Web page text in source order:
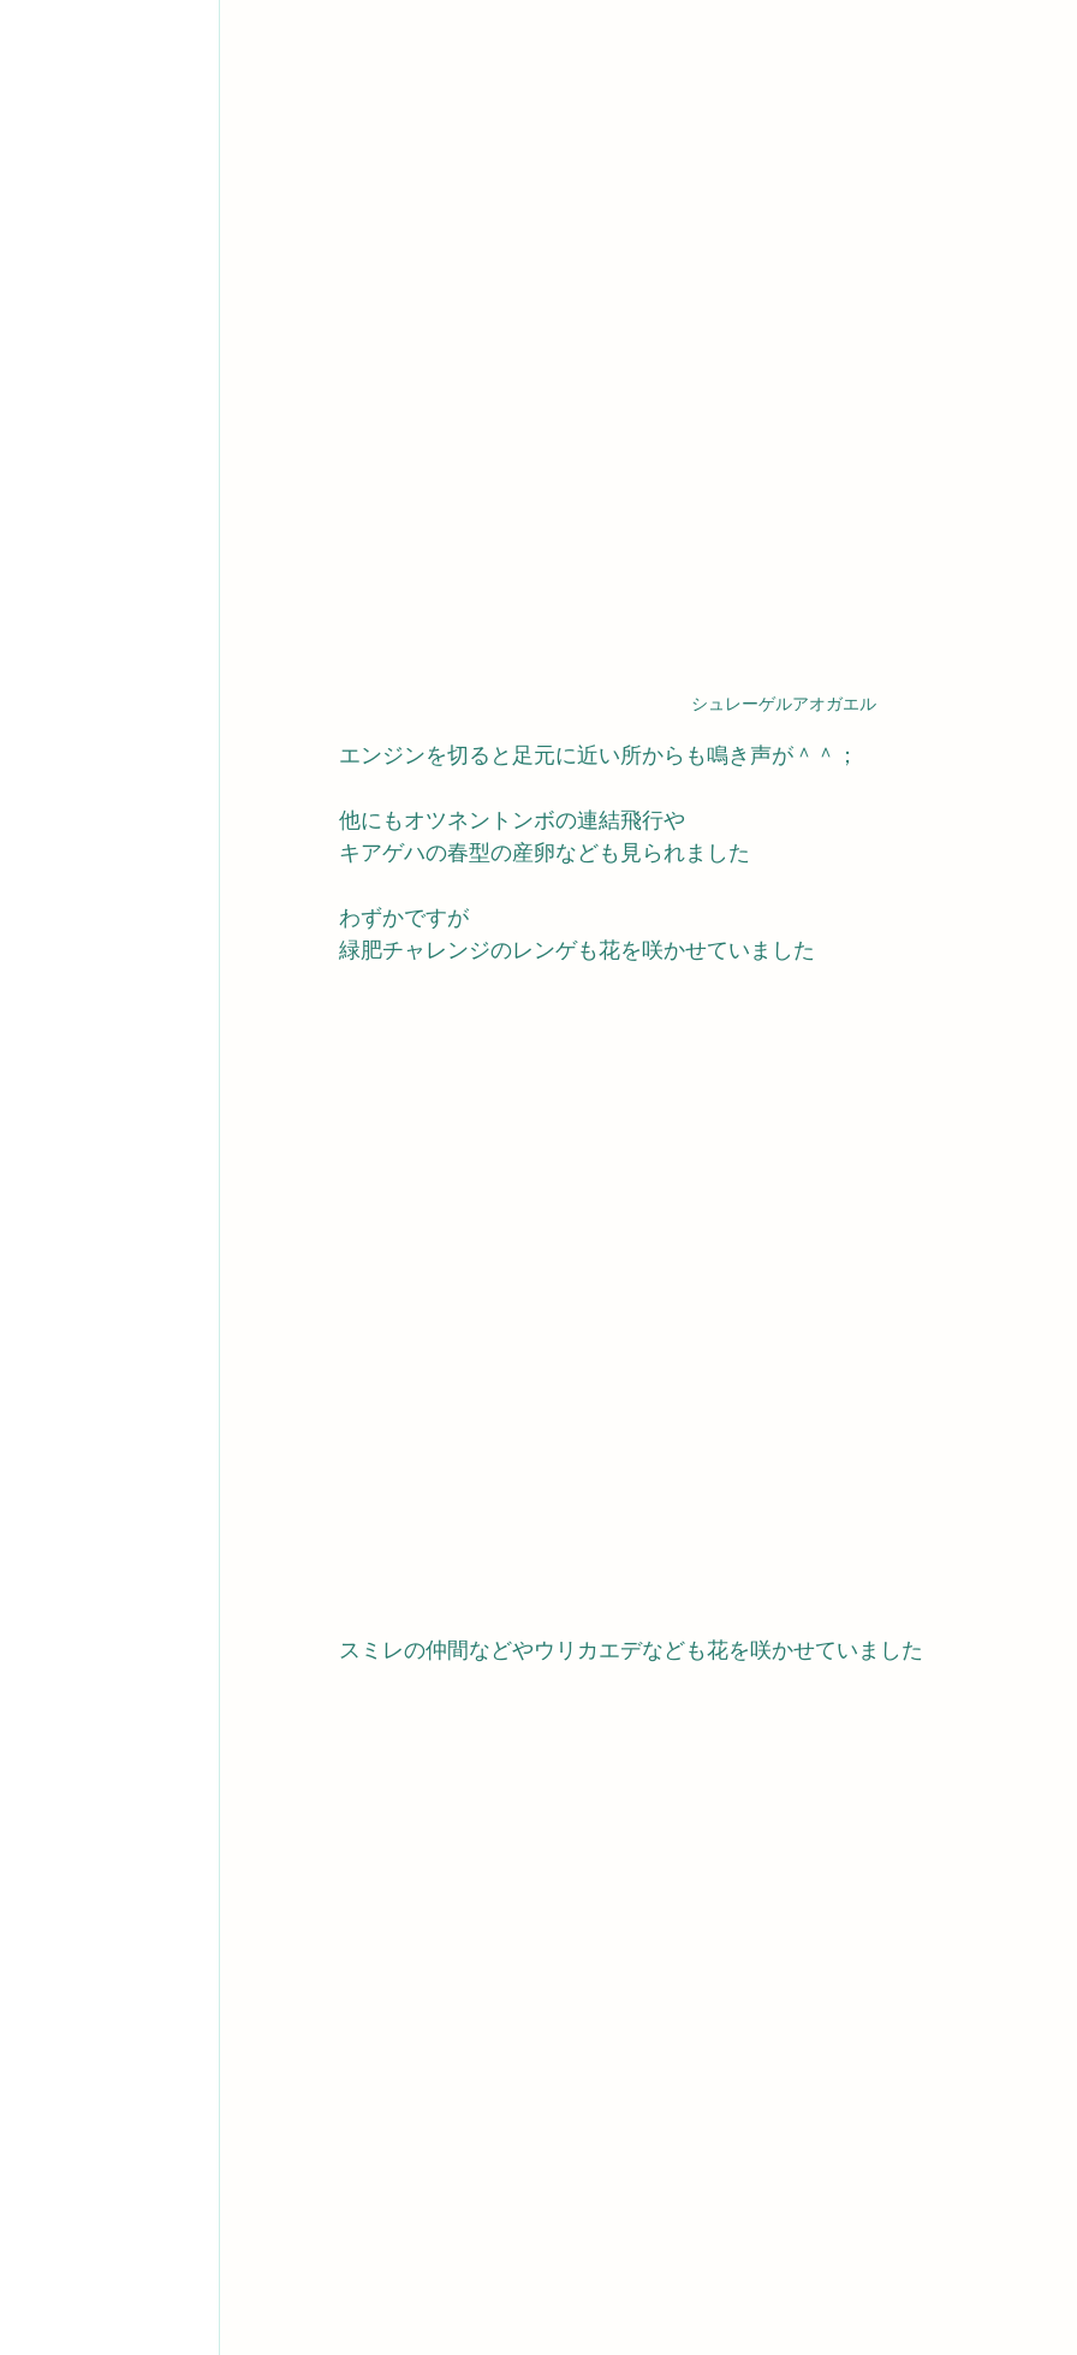
シュレーゲルアオガエル
エンジンを切ると足元に近い所からも鳴き声が＾＾；
他にもオツネントンボの連結飛行や
キアゲハの春型の産卵なども見られました
わずかですが
緑肥チャレンジのレンゲも花を咲かせていました
スミレの仲間などやウリカエデなども花を咲かせていました